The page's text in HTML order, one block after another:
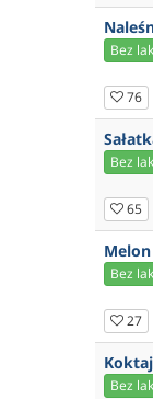
Bez
76
Bez
65
Melon
Bez
27
Bez